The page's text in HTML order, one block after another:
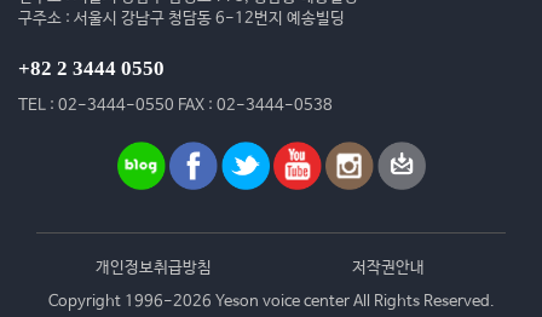
구주소 : 서울시 강남구 청담동 6-12번지 예송빌딩
+82 2 3444 0550
TEL : 02-3444-0550 FAX : 02-3444-0538
개인정보취급방침
저작권안내
Copyright 1996-2026 Yeson voice center All Rights Reserved.